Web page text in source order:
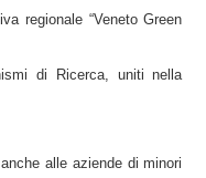
regionale “Veneto Green
di Ricerca, uniti nella
alle aziende di minori